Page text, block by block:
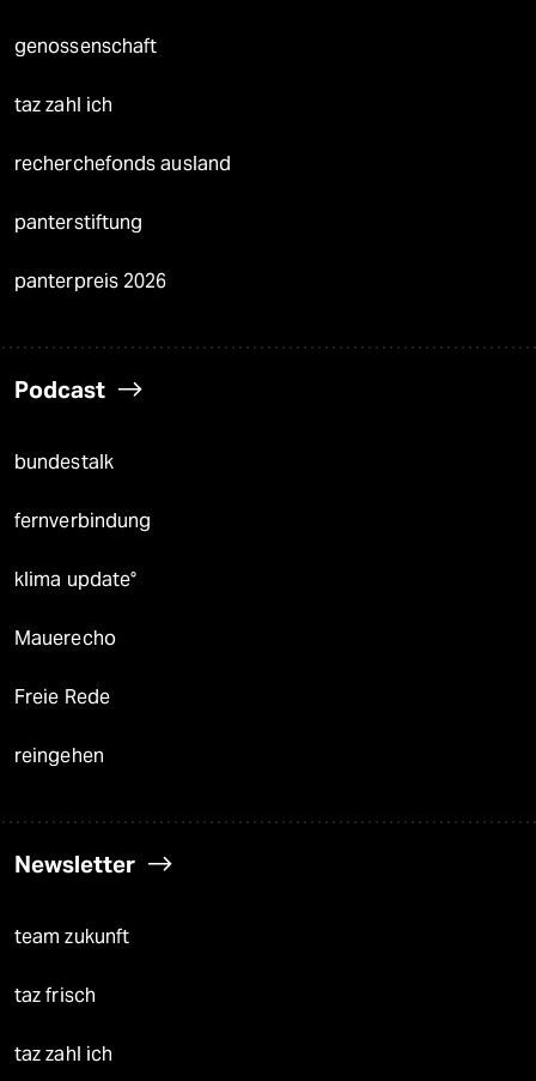
genossenschaft
taz zahl ich
recherchefonds ausland
panterstiftung
panterpreis 2026
Podcast
bundestalk
fernverbindung
klima update°
Mauerecho
Freie Rede
reingehen
Newsletter
team zukunft
taz frisch
taz zahl ich